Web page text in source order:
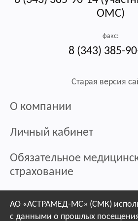
ОМС)
факс:
8 (343) 385-
Старая версия
О компании
Личный кабинет
Обязательное
страхование
Контакты / Пункты выдачи
АО «АСТРАМЕД-МС» (СМК)
с данными о прошлых